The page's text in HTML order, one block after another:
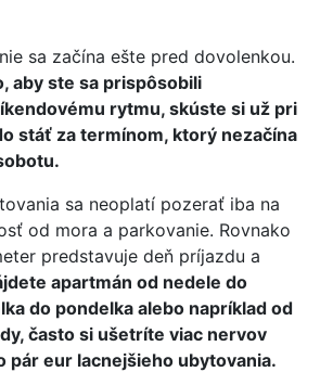
sa začína ešte pred dovolenkou.
aby ste sa prispôsobili
rytmu, skúste si už pri
stáť za termínom, ktorý nezačína
sa neoplatí pozerať iba na
od mora a parkovanie. Rovnako
predstavuje deň príjazdu a
apartmán od nedele do
do pondelka alebo napríklad od
často si ušetríte viac nervov
pár eur lacnejšieho ubytovania.